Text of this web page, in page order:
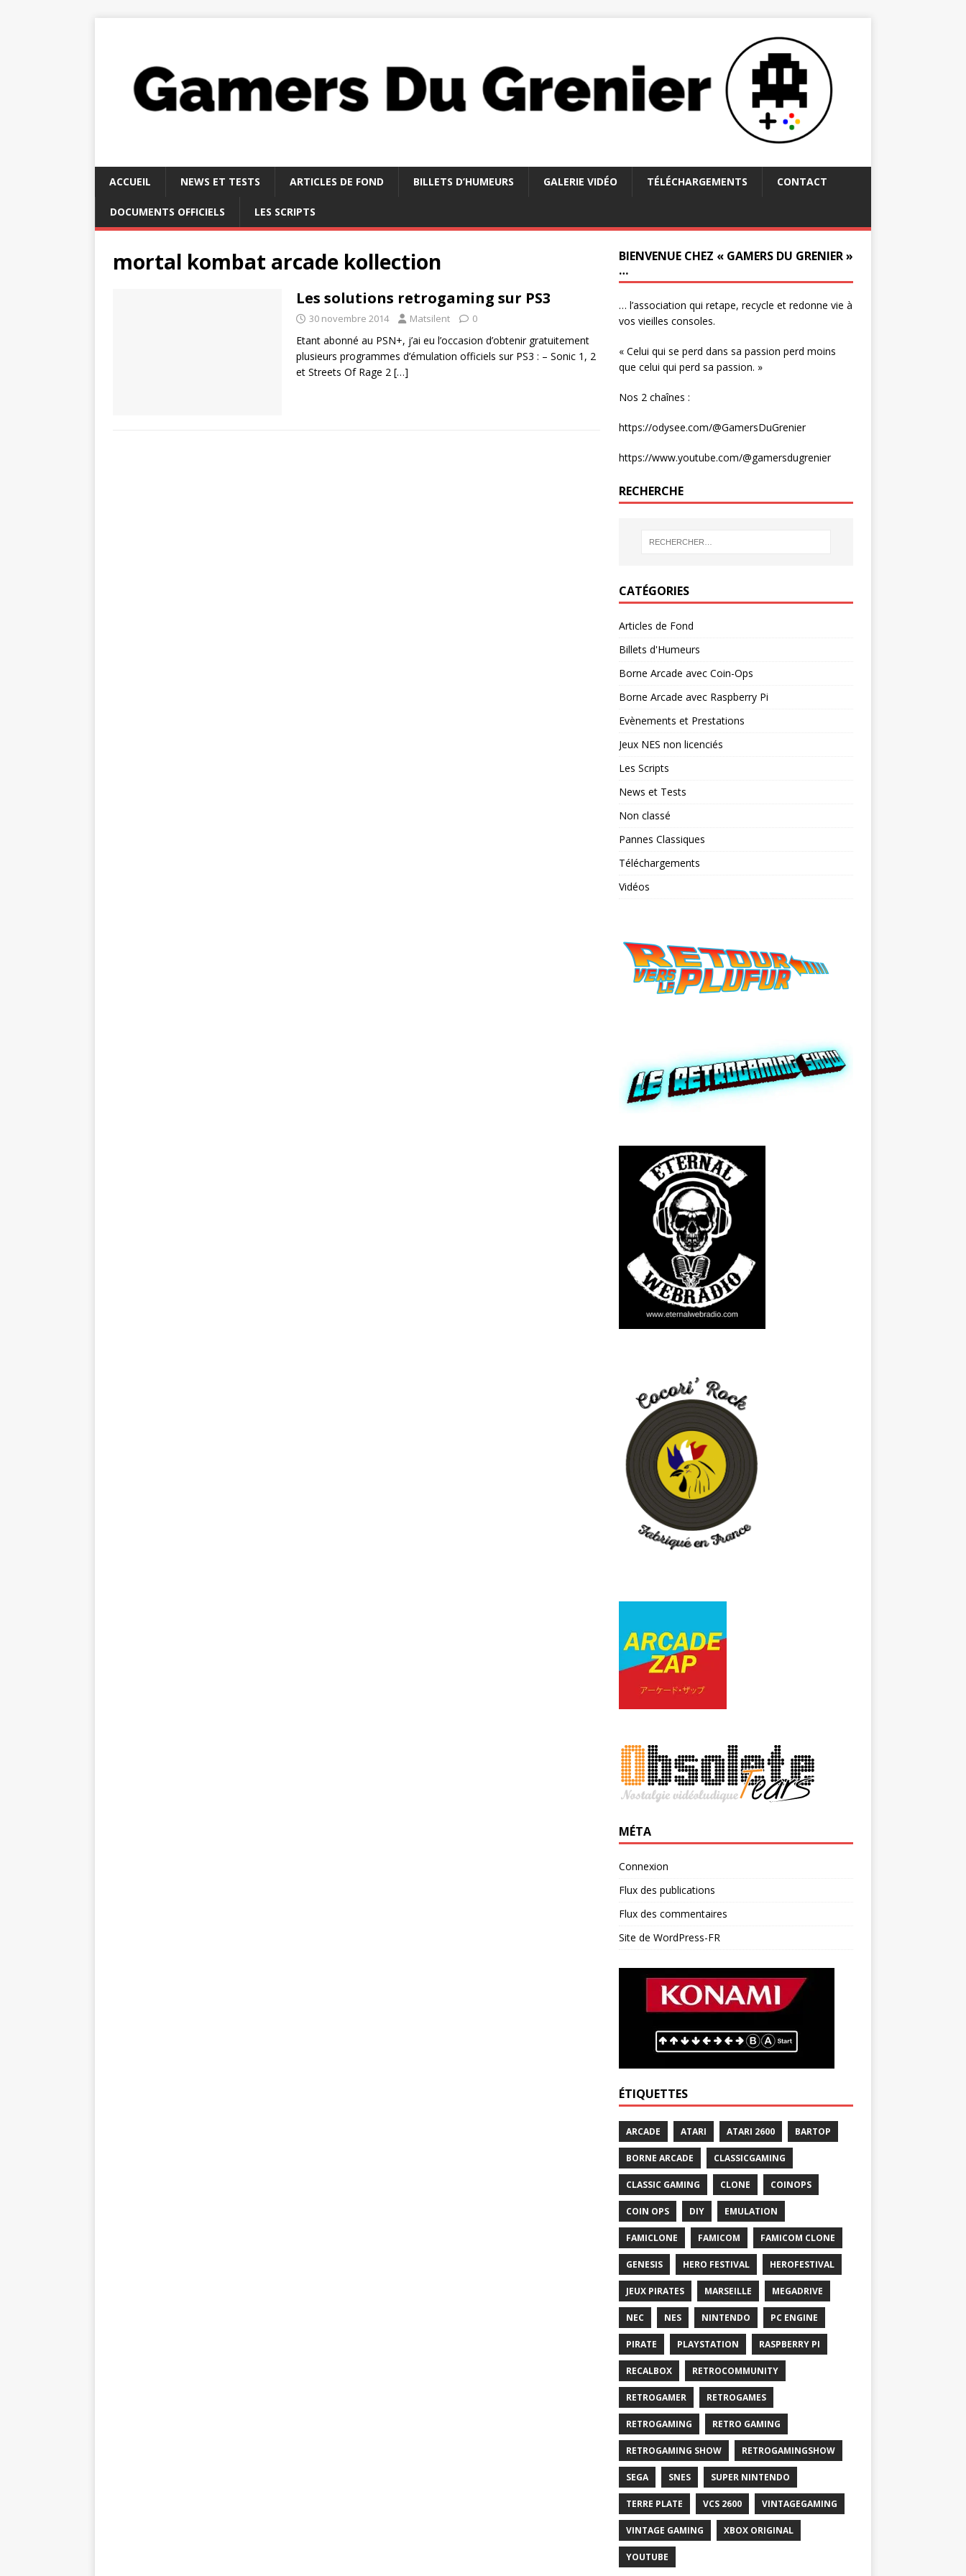
ACCUEIL NEWS ET TESTS ARTICLES DE FOND BILLETS D’HUMEURS GALERIE VIDÉO TÉLÉCHARGEMENTS CONTACT
DOCUMENTS OFFICIELS LES SCRIPTS
mortal kombat arcade kollection
Les solutions retrogaming sur PS3
30 novembre 2014 Matsilent 0
Etant abonné au PSN+, j’ai eu l’occasion d’obtenir gratuitement
plusieurs programmes d’émulation officiels sur PS3 : – Sonic 1, 2
et Streets Of Rage 2 […]
BIENVENUE CHEZ « GAMERS DU GRENIER »
…
… l’association qui retape, recycle et redonne vie à
vos vieilles consoles.
« Celui qui se perd dans sa passion perd moins
que celui qui perd sa passion. »
Nos 2 chaînes :
https://odysee.com/@GamersDuGrenier
https://www.youtube.com/@gamersdugrenier
RECHERCHE
CATÉGORIES
Articles de Fond
Billets d'Humeurs
Borne Arcade avec Coin-Ops
Borne Arcade avec Raspberry Pi
Evènements et Prestations
Jeux NES non licenciés
Les Scripts
News et Tests
Non classé
Pannes Classiques
Téléchargements
Vidéos
MÉTA
Connexion
Flux des publications
Flux des commentaires
Site de WordPress-FR
ÉTIQUETTES
ARCADE ATARI ATARI 2600 BARTOP
BORNE ARCADE CLASSICGAMING
CLASSIC GAMING CLONE COINOPS
COIN OPS DIY EMULATION
FAMICLONE FAMICOM FAMICOM CLONE
GENESIS HERO FESTIVAL HEROFESTIVAL
JEUX PIRATES MARSEILLE MEGADRIVE
NEC NES NINTENDO PC ENGINE
PIRATE PLAYSTATION RASPBERRY PI
RECALBOX RETROCOMMUNITY
RETROGAMER RETROGAMES
RETROGAMING RETRO GAMING
RETROGAMING SHOW RETROGAMINGSHOW
SEGA SNES SUPER NINTENDO
TERRE PLATE VCS 2600 VINTAGEGAMING
VINTAGE GAMING XBOX ORIGINAL
YOUTUBE